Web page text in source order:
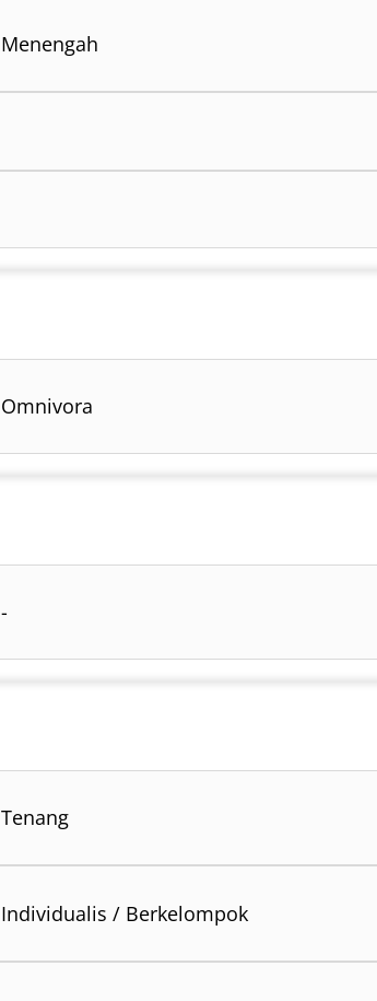
Menengah
Omnivora
-
Tenang
Individualis / Berkelompok